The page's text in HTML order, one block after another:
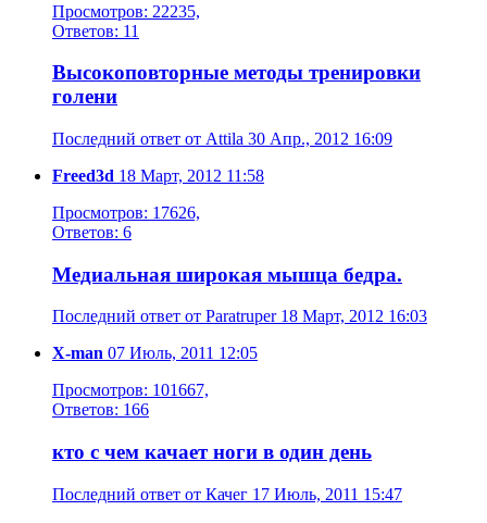
Просмотров: 22235,
Ответов: 11
Высокоповторные методы тренировки
голени
Последний ответ от Attila 30 Апр., 2012 16:09
Freed3d 18 Март, 2012 11:58
Просмотров: 17626,
Ответов: 6
Медиальная широкая мышца бедра.
Последний ответ от Paratruper 18 Март, 2012 16:03
X-man 07 Июль, 2011 12:05
Просмотров: 101667,
Ответов: 166
кто с чем качает ноги в один день
Последний ответ от Качег 17 Июль, 2011 15:47